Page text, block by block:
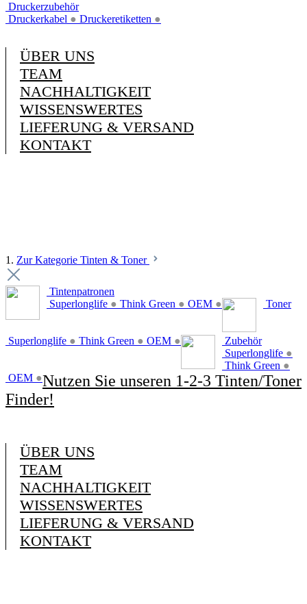
Druckerzubehör
Druckerkabel ● Druckeretiketten ●
ÜBER UNS
TEAM
NACHHALTIGKEIT
WISSENSWERTES
LIEFERUNG & VERSAND
KONTAKT
1. Zur Kategorie Tinten & Toner
Tintenpatronen
Superlonglife ● Think Green ● OEM ● Toner
Superlonglife ● Think Green ● OEM ●
Zubehör
Superlonglife ●
Think Green ●
OEM ●Nutzen Sie unseren 1-2-3 Tinten/Toner
Finder!
ÜBER UNS
TEAM
NACHHALTIGKEIT
WISSENSWERTES
LIEFERUNG & VERSAND
KONTAKT